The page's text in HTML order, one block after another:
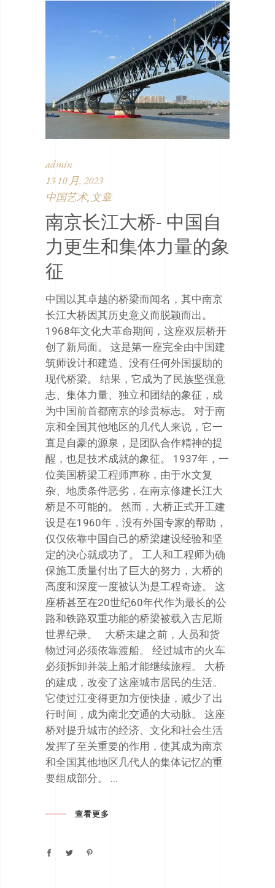
admin
13 10 月, 2023
中国艺术, 文章
南京长江大桥- 中国自
力更生和集体力量的象
征
中国以其卓越的桥梁而闻名，其中南京
长江大桥因其历史意义而脱颖而出。
1968年文化大革命期间，这座双层桥开
创了新局面。 这是第一座完全由中国建
筑师设计和建造、没有任何外国援助的
现代桥梁。 结果，它成为了民族坚强意
志、集体力量、独立和团结的象征，成
为中国前首都南京的珍贵标志。 对于南
京和全国其他地区的几代人来说，它一
直是自豪的源泉，是团队合作精神的提
醒，也是技术成就的象征。 1937年，一
位美国桥梁工程师声称，由于水文复
杂、地质条件恶劣，在南京修建长江大
桥是不可能的。 然而，大桥正式开工建
设是在1960年，没有外国专家的帮助，
仅仅依靠中国自己的桥梁建设经验和坚
定的决心就成功了。 工人和工程师为确
保施工质量付出了巨大的努力，大桥的
高度和深度一度被认为是工程奇迹。 这
座桥甚至在20世纪60年代作为最长的公
路和铁路双重功能的桥梁被载入吉尼斯
世界纪录。 大桥未建之前，人员和货
物过河必须依靠渡船。 经过城市的火车
必须拆卸并装上船才能继续旅程。 大桥
的建成，改变了这座城市居民的生活。
它使过江变得更加方便快捷，减少了出
行时间，成为南北交通的大动脉。 这座
桥对提升城市的经济、文化和社会生活
发挥了至关重要的作用，使其成为南京
和全国其他地区几代人的集体记忆的重
要组成部分。
查看更多